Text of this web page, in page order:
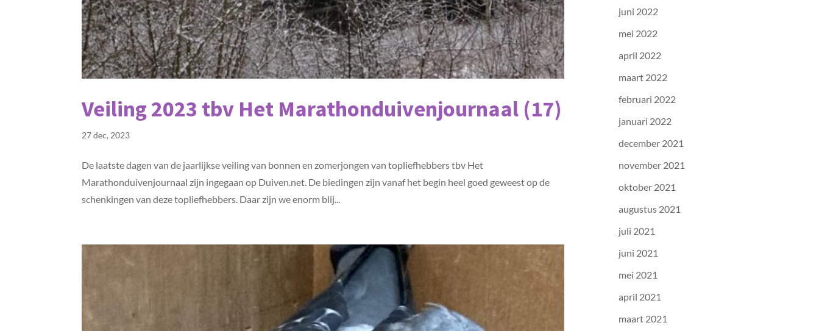
Veiling 2023 tbv Het Marathonduivenjournaal (17)
27 dec, 2023
De laatste dagen van de jaarlijkse veiling van bonnen en zomerjongen van topliefhebbers tbv Het
Marathonduivenjournaal zijn ingegaan op Duiven.net. De biedingen zijn vanaf het begin heel goed geweest op de
schenkingen van deze topliefhebbers. Daar zijn we enorm blij...
juni 2022
mei 2022
april 2022
maart 2022
februari 2022
januari 2022
december 2021
november 2021
oktober 2021
augustus 2021
juli 2021
juni 2021
mei 2021
april 2021
maart 2021